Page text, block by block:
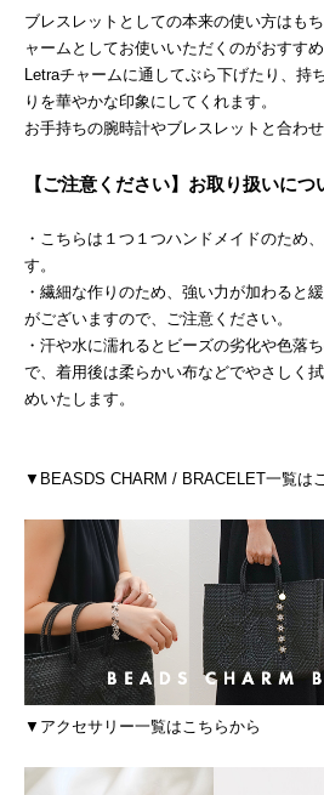
ブレスレットとしての本来の使い方はも
ャームとしてお使いいただくのがおすすめ
Letraチャームに通してぶら下げたり、持
りを華やかな印象にしてくれます。
お手持ちの腕時計やブレスレットと合わせ
【ご注意ください】お取り扱いにつ
・こちらは１つ１つハンドメイドのため
す。
・繊細な作りのため、強い力が加わると
がございますので、ご注意ください。
・汗や水に濡れるとビーズの劣化や色落
で、着用後は柔らかい布などでやさしく
めいたします。
▼BEASDS CHARM / BRACELET一覧は
▼アクセサリー一覧はこちらから